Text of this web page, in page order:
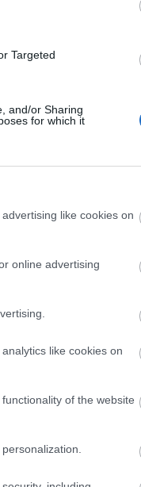
Targeted
and/or Sharing
for which it
like cookies on
online advertising
like cookies on
of the website
gépipar számára.
díja(1)